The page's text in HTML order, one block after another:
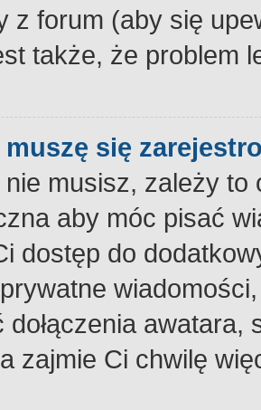
z forum (aby się
także, że problem
muszę się
musisz, zależy
aby móc pisać
dostęp do
dołączenia
zajmie Ci chwilę